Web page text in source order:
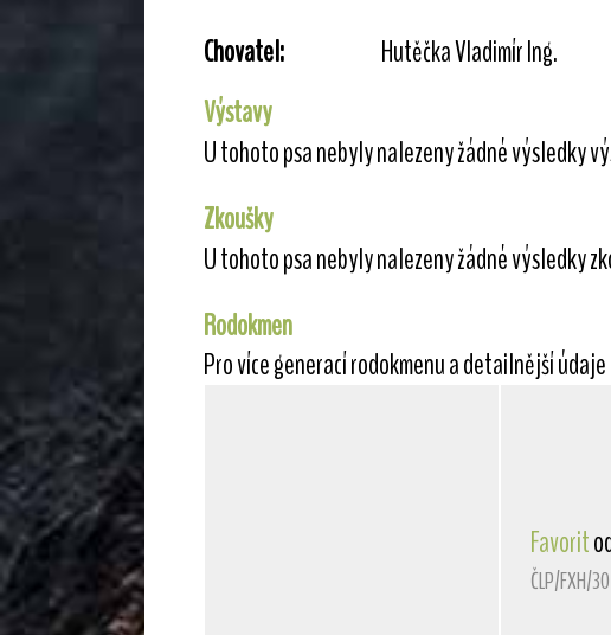
Chovatel:
Hutěčka Vladimír Ing.
Výstavy
U tohoto psa nebyly nalezeny žádné výsledky
Zkoušky
U tohoto psa nebyly nalezeny žádné výsledky
Rodokmen
Pro více generací rodokmenu a detailnější údaje
Favorit
ČLP/FXH/